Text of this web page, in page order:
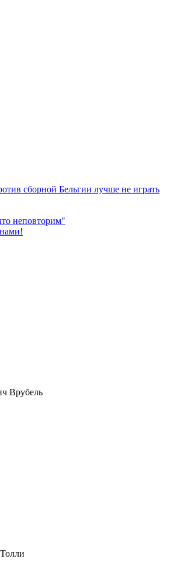
сборной Бельгии лучше не играть
неповторим"
Врубель